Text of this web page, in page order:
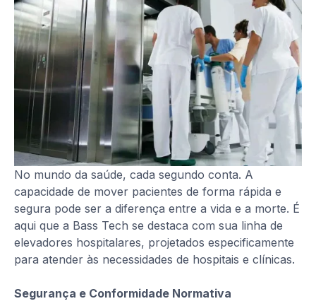
No mundo da saúde, cada segundo conta. A
capacidade de mover pacientes de forma rápida e
segura pode ser a diferença entre a vida e a morte. É
aqui que a Bass Tech se destaca com sua linha de
elevadores hospitalares, projetados especificamente
para atender às necessidades de hospitais e clínicas.
Segurança e Conformidade Normativa